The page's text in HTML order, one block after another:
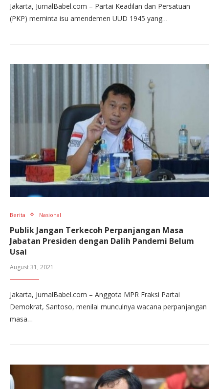
Jakarta, JurnalBabel.com – Partai Keadilan dan Persatuan
(PKP) meminta isu amendemen UUD 1945 yang…
Berita Nasional
Publik Jangan Terkecoh Perpanjangan Masa
Jabatan Presiden dengan Dalih Pandemi Belum
Usai
August 31, 2021
Jakarta, JurnalBabel.com – Anggota MPR Fraksi Partai
Demokrat, Santoso, menilai munculnya wacana perpanjangan
masa…